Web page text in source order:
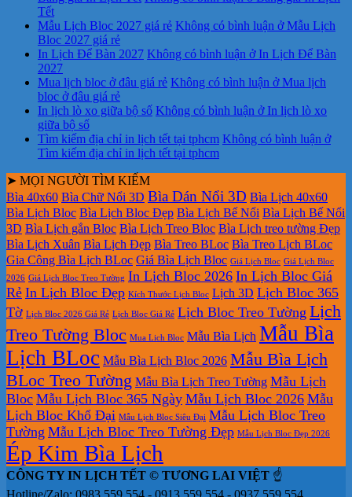
Tết
Mẫu Lịch Bloc 2027 giá rẻ Không có bình luận ở Mẫu Lịch
Bloc 2027 giá rẻ
In Lịch Để Bàn 2027 Không có bình luận ở In Lịch Để Bàn
2027
Mua lịch bloc ở đâu giá rẻ Không có bình luận ở Mua lịch
bloc ở đâu giá rẻ
In lịch lò xo giữa bộ số Không có bình luận ở In lịch lò xo
giữa bộ số
Tìm kiếm địa chỉ in lịch tết tại tphcm Không có bình luận ở
Tìm kiếm địa chỉ in lịch tết tại tphcm
➤ MỌI NGƯỜI TÌM KIẾM
Bìa 40x60 Bìa Chữ Nổi 3D Bìa Dán Nổi 3D Bìa Lịch 40x60
Bìa Lịch Bloc Bìa Lịch Bloc Đẹp Bìa Lịch Bế Nổi Bìa Lịch Bế Nổi
3D Bìa Lịch gắn Bloc Bìa Lịch Treo Bloc Bìa Lịch treo tường Đẹp
Bìa Lịch Xuân Bìa Lịch Đẹp Bìa Treo BLoc Bìa Treo Lịch BLoc
Gia Công Bìa Lịch BLoc Giá Bìa Lịch Bloc Giá Lịch Bloc Giá Lịch Bloc
2026 Giá Lịch Bloc Treo Tường In Lịch Bloc 2026 In Lịch Bloc Giá
Rẻ In Lịch Bloc Đẹp Kích Thước Lịch Bloc Lịch 3D Lịch Bloc 365
Tờ Lịch Bloc 2026 Giá Rẻ Lịch Bloc Giá Rẻ Lịch Bloc Treo Tường Lịch
Treo Tường Bloc Mua Lich Bloc Mẫu Bìa Lịch Mẫu Bìa
Lịch BLoc Mẫu Bìa Lịch Bloc 2026 Mẫu Bìa Lịch
BLoc Treo Tường Mẫu Bìa Lịch Treo Tường Mẫu Lịch
Bloc Mẫu Lịch Bloc 365 Ngày Mẫu Lịch Bloc 2026 Mẫu
Lịch Bloc Khổ Đại Mẫu Lịch Bloc Siêu Đại Mẫu Lịch Bloc Treo
Tường Mẫu Lịch Bloc Treo Tường Đẹp Mẫu Lịch Bloc Đẹp 2026
Ép Kim Bìa Lịch
CÔNG TY IN LỊCH TẾT © TƯƠNG LAI VIỆT ☝️
Hotline/Zalo: 0983.559.554 - 0913.559.554 - 0937.559.554